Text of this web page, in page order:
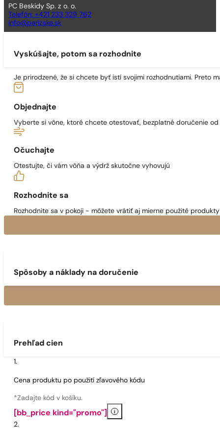
PC Beskidy Sp. z o. o.
Telefón: +421 233 329 762
info@parizske.sk
Vyskúšajte, potom sa rozhodnite
Je prirodzené, že si chcete byť istí svojimi rozhodnutiami. Preto
Objednajte
Vyberte si vône, ktoré chcete otestovať, bezplatné doručenie
Očuchajte
Otestujte, či vám vôňa a výdrž skutočne vyhovujú
Rozhodnite sa
Rozhodnite sa v pokoji - môžete vrátiť aj mierne použité
Spôsoby a náklady na doručenie
Prehľad cien
Cena produktu po použití zľavového kódu
*Zadajte kód v košíku.
[bb_price kind="promo"] i